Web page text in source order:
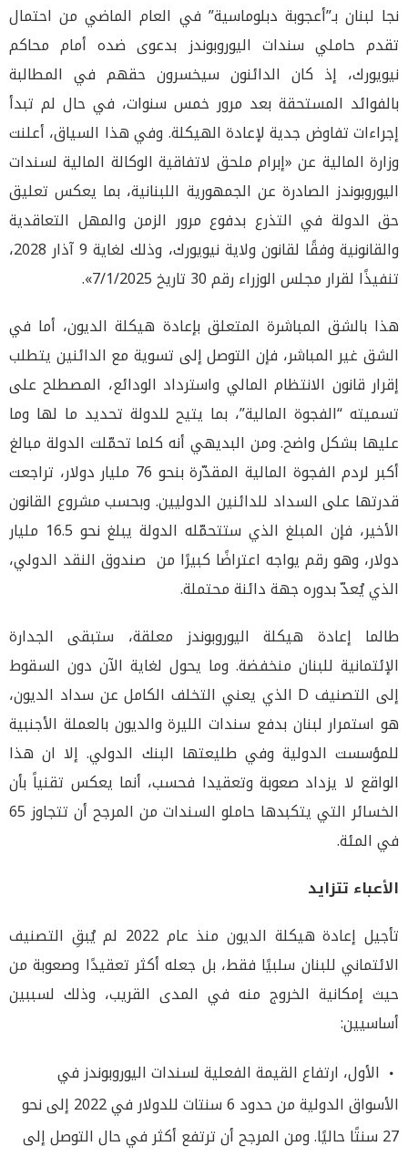
نجا لبنان بـ”أعجوبة دبلوماسية” في العام الماضي من احتمال
تقدم حاملي سندات اليوروبوندز بدعوى ضده أمام محاكم
نيويورك، إذ كان الدائنون سيخسرون حقهم في المطالبة
بالفوائد المستحقة بعد مرور خمس سنوات، في حال لم تبدأ
إجراءات تفاوض جدية لإعادة الهيكلة. وفي هذا السياق، أعلنت
وزارة المالية عن «إبرام ملحق لاتفاقية الوكالة المالية لسندات
اليوروبوندز الصادرة عن الجمهورية اللبنانية، بما يعكس تعليق
حق الدولة في التذرع بدفوع مرور الزمن والمهل التعاقدية
والقانونية وفقًا لقانون ولاية نيويورك، وذلك لغاية 9 آذار 2028،
تنفيذًا لقرار مجلس الوزراء رقم 30 تاريخ 7/1/2025».
هذا بالشق المباشرة المتعلق بإعادة هيكلة الديون، أما في
الشق غير المباشر، فإن التوصل إلى تسوية مع الدائنين يتطلب
إقرار قانون الانتظام المالي واسترداد الودائع، المصطلح على
تسميته “الفجوة المالية”، بما يتيح للدولة تحديد ما لها وما
عليها بشكل واضح. ومن البديهي أنه كلما تحمّلت الدولة مبالغ
أكبر لردم الفجوة المالية المقدّرة بنحو 76 مليار دولار، تراجعت
قدرتها على السداد للدائنين الدوليين. وبحسب مشروع القانون
الأخير، فإن المبلغ الذي ستتحمّله الدولة يبلغ نحو 16.5 مليار
دولار، وهو رقم يواجه اعتراضًا كبيرًا من صندوق النقد الدولي،
الذي يُعدّ بدوره جهة دائنة محتملة.
طالما إعادة هيكلة اليوروبوندز معلقة، ستبقى الجدارة
الإئتمانية للبنان منخفضة. وما يحول لغاية الآن دون السقوط
إلى التصنيف D الذي يعني التخلف الكامل عن سداد الديون،
هو استمرار لبنان بدفع سندات الليرة والديون بالعملة الأجنبية
للمؤسست الدولية وفي طليعتها البنك الدولي. إلا ان هذا
الواقع لا يزداد صعوبة وتعقيدا فحسب، أنما يعكس تقنياً بأن
الخسائر التي يتكبدها حاملو السندات من المرجح أن تتجاوز 65
في المئة.
الأعباء تتزايد
تأجيل إعادة هيكلة الديون منذ عام 2022 لم يُبقِ التصنيف
الائتماني للبنان سلبيًا فقط، بل جعله أكثر تعقيدًا وصعوبة من
حيث إمكانية الخروج منه في المدى القريب، وذلك لسببين
أساسيين:
الأول، ارتفاع القيمة الفعلية لسندات اليوروبوندز في
الأسواق الدولية من حدود 6 سنتات للدولار في 2022 إلى نحو
27 سنتًا حاليًا. ومن المرجح أن ترتفع أكثر في حال التوصل إلى